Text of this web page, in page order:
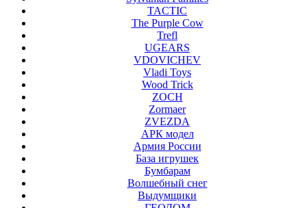
TACTIC
The Purple Cow
Trefl
UGEARS
VDOVICHEV
Vladi Toys
Wood Trick
ZOCH
Zormaer
ZVEZDA
АРК модел
Армия России
База игрушек
Бумбарам
Волшебный снег
Выдумщики